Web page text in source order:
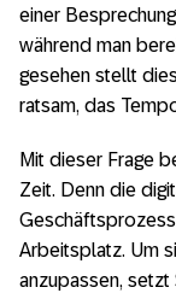
einer
während man
gesehen stellt
ratsam, das
Mit dieser Frage
Zeit. Denn die
Arbeitsplatz. Um
anzupassen,